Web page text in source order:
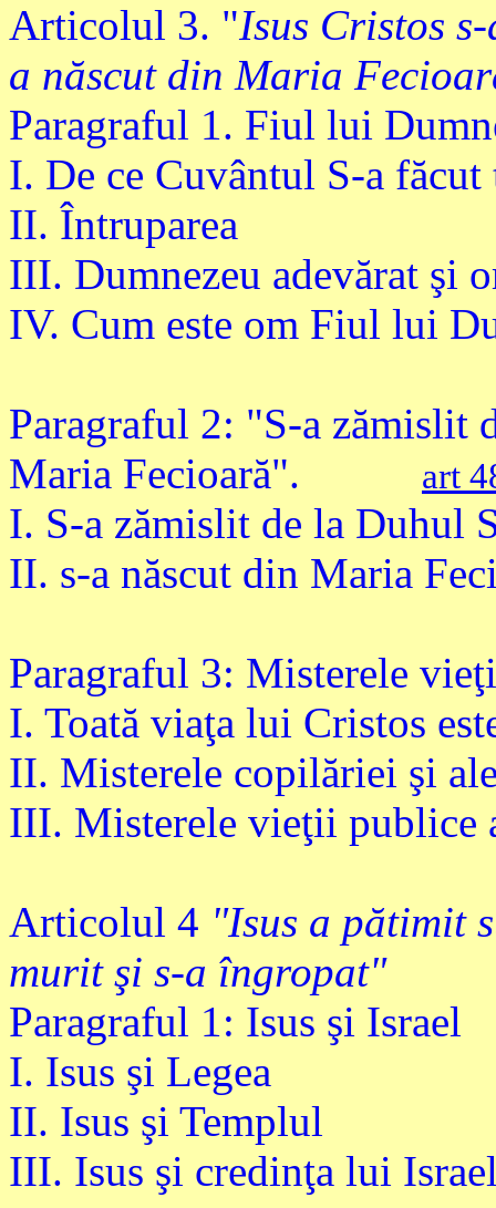
Articolul 3. "Isus Cristos
a născut din Maria
Paragraful 1. Fiul lui
I. De ce Cuvântul S-a făcut
II. Întruparea
III. Dumnezeu adevărat şi
IV. Cum este om Fiul lui
Paragraful 2: "S-a zămislit
Maria Fecioară".
art
I. S-a zămislit de la Duhul
II. s-a născut din Maria
Paragraful 3: Misterele
I. Toată viaţa lui Cristos
II. Misterele copilăriei şi
III. Misterele vieţii publice
Articolul 4 "Isus a pătimit
murit şi s-a îngropat"
Paragraful 1: Isus şi Israel
I. Isus şi Legea
II. Isus şi Templul
III. Isus şi credinţa lui